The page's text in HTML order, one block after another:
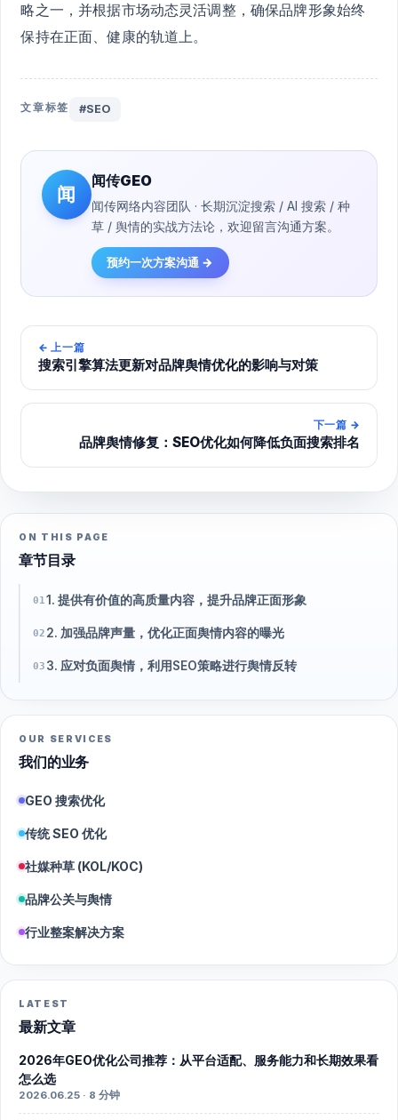
略之一，并根据市场动态灵活调整，确保品牌形象始终
保持在正面、健康的轨道上。
文章标签 #SEO
闻
闻传GEO
闻传网络内容团队 · 长期沉淀搜索 / AI 搜索 / 种
草 / 舆情的实战方法论，欢迎留言沟通方案。
预约一次方案沟通 →
← 上一篇
搜索引擎算法更新对品牌舆情优化的影响与对策
下一篇 →
品牌舆情修复：SEO优化如何降低负面搜索排名
ON THIS PAGE
章节目录
011. 提供有价值的高质量内容，提升品牌正面形象
02 2. 加强品牌声量，优化正面舆情内容的曝光
03 3. 应对负面舆情，利用SEO策略进行舆情反转
OUR SERVICES
我们的业务
GEO 搜索优化
传统 SEO 优化
社媒种草 (KOL/KOC)
品牌公关与舆情
行业整案解决方案
LATEST
最新文章
2026年GEO优化公司推荐：从平台适配、服务能力和长期效果看
怎么选
2026.06.25 · 8 分钟